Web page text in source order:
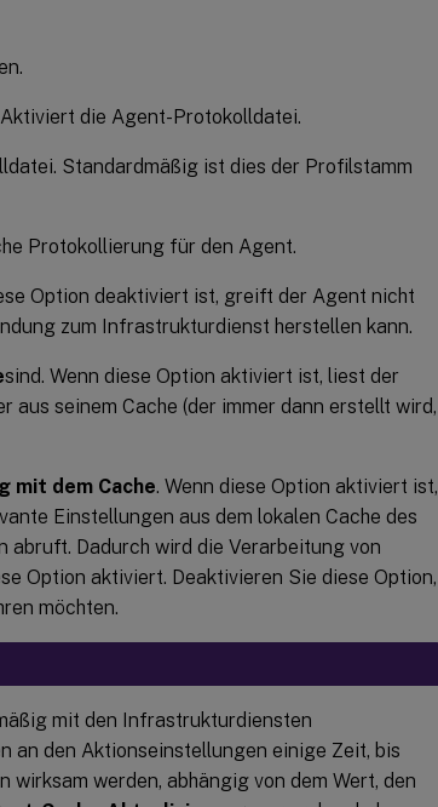
Aktiviert die Agent-Protokolldatei.
Standardmäßig ist dies der Profilstamm
Protokollierung für den Agent.
Option deaktiviert ist, greift der Agent nicht
zum Infrastrukturdienst herstellen kann.
sind. Wenn diese Option aktiviert ist, liest der
aus seinem Cache (der immer dann erstellt wird,
mit dem Cache. Wenn diese Option aktiviert ist,
Einstellungen aus dem lokalen Cache des
Dadurch wird die Verarbeitung von
Option aktiviert. Deaktivieren Sie diese Option,
möchten.
mit den Infrastrukturdiensten
an den Aktionseinstellungen einige Zeit, bis
werden, abhängig von dem Wert, den